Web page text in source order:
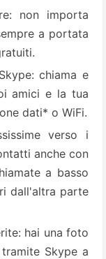
non importa
a portata
chiama e
amici e la tua
dati* o WiFi.
verso i
anche con
a basso
dall'altra parte
hai una foto
Skype a